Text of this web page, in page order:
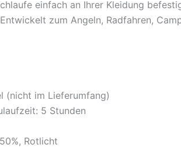
einfach an Ihrer Kleidung
zum Angeln, Radfahren,
(nicht im Lieferumfang)
5 Stunden
Rotlicht